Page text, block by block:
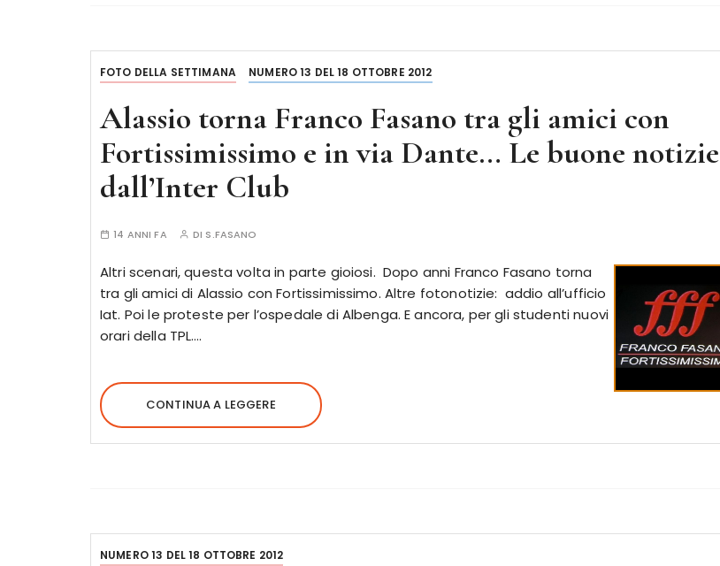
FOTO DELLA SETTIMANA NUMERO 13 DEL 18 OTTOBRE 2012
Alassio torna Franco Fasano tra gli amici con
Fortissimissimo e in via Dante… Le buone notizie
dall’Inter Club
14 ANNI FA DI S.FASANO
Altri scenari, questa volta in parte gioiosi. Dopo anni Franco Fasano torna
tra gli amici di Alassio con Fortissimissimo. Altre fotonotizie: addio all’ufficio
Iat. Poi le proteste per l’ospedale di Albenga. E ancora, per gli studenti nuovi
orari della TPL….
CONTINUA A LEGGERE
NUMERO 13 DEL 18 OTTOBRE 2012